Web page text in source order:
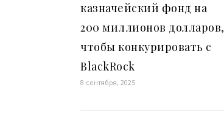
казначейский фонд на
200 миллионов долларов,
чтобы конкурировать с
BlackRock
8 сентября, 2025